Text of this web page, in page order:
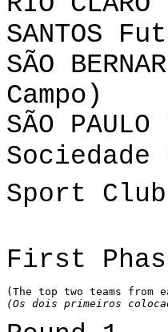
SANTOS
SÃO
Campo)
SÃO
Sociedade
Sport
First
( The top two teams from
(Os dois primeiros